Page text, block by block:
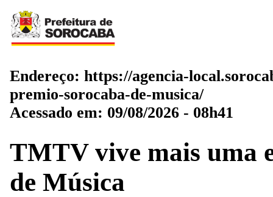
Endereço: https://agencia-
premio-sorocaba-de-musica/
Acessado em: 09/08/2026 - 08h41
TMTV vive mais uma
de Música